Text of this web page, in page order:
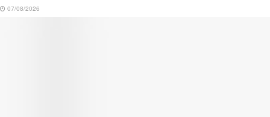
07/08/2026